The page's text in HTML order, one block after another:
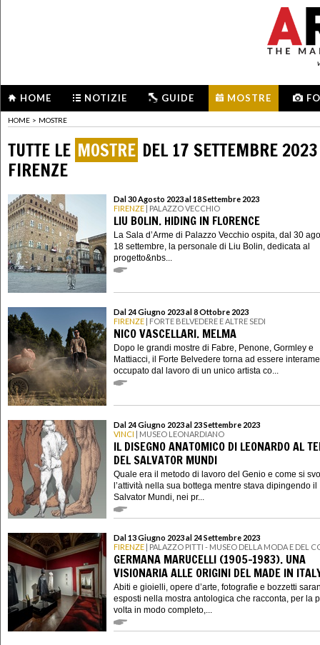
HOME NOTIZIE GUIDE MOSTRE
HOME > MOSTRE
TUTTE LE MOSTRE DEL 17 SETTEMBRE
FIRENZE
Dal 30 Agosto 2023 al 18 Settembre 2023
FIRENZE | PALAZZO VECCHIO
LIU BOLIN. HIDING IN FLORENCE
La Sala d’Arme di Palazzo Vecchio ospita, dal 30
18 settembre, la personale di Liu Bolin, dedicata al
progetto&nbs...
Dal 24 Giugno 2023 al 8 Ottobre 2023
FIRENZE | FORTE BELVEDERE E ALTRE SEDI
NICO VASCELLARI. MELMA
Dopo le grandi mostre di Fabre, Penone, Gormley e
Mattiacci, il Forte Belvedere torna ad essere
occupato dal lavoro di un unico artista co...
Dal 24 Giugno 2023 al 23 Settembre 2023
VINCI | MUSEO LEONARDIANO
IL DISEGNO ANATOMICO DI LEONARDO AL
DEL SALVATOR MUNDI
Quale era il metodo di lavoro del Genio e come si
l’attività nella sua bottega mentre stava dipingendo il
Salvator Mundi, nei pr...
Dal 13 Giugno 2023 al 24 Settembre 2023
FIRENZE | PALAZZO PITTI - MUSEO DELLA MODA E DEL
GERMANA MARUCELLI (1905-1983). UNA
VISIONARIA ALLE ORIGINI DEL MADE IN
Abiti e gioielli, opere d’arte, fotografie e bozzetti
esposti nella mostra antologica che racconta, per la
volta in modo completo,...